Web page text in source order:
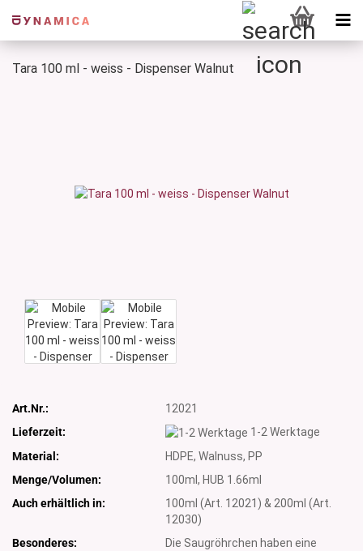
Tara 100 ml - weiss - Dispenser Walnut
Art.Nr.:
12021
Lieferzeit:
1-2 Werktage
Material:
HDPE, Walnuss, PP
Menge/Volumen:
100ml, HUB 1.66ml
Auch erhältlich in:
100ml (Art. 12021) & 200ml (Art.
12030)
Besonderes:
Die Saugröhrchen haben eine